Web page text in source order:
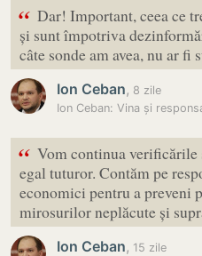
“ Dar! Important, ceea ce
și sunt împotriva
câte sonde am avea, nu ar fi
Ion Ceban, 8 zile
“ Vom continua verificările
egal tuturor. Contăm pe
economici pentru a preveni
mirosurilor neplăcute și
Ion Ceban, 15 zile